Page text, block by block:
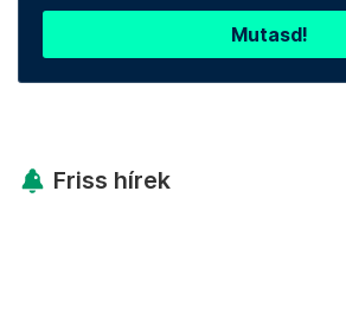
Mutasd!
Friss hírek